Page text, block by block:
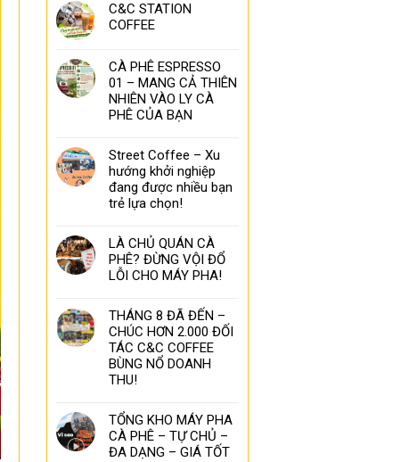
C&C STATION
COFFEE
CÀ PHÊ ESPRESSO
01 – MANG CẢ THIÊN
NHIÊN VÀO LY CÀ
PHÊ CỦA BẠN
Street Coffee – Xu
hướng khởi nghiệp
đang được nhiều bạn
trẻ lựa chọn!
LÀ CHỦ QUÁN CÀ
PHÊ? ĐỪNG VỘI ĐỔ
LỖI CHO MÁY PHA!
THÁNG 8 ĐÃ ĐẾN –
CHÚC HƠN 2.000 ĐỐI
TÁC C&C COFFEE
BÙNG NỔ DOANH
THU!
TỔNG KHO MÁY PHA
CÀ PHÊ – TỰ CHỦ –
ĐA DẠNG – GIÁ TỐT